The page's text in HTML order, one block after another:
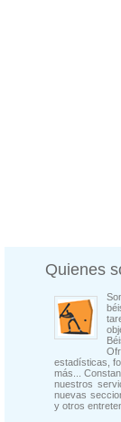
Quienes
estadísticas,
más...
nuestros
nuevas
y otros